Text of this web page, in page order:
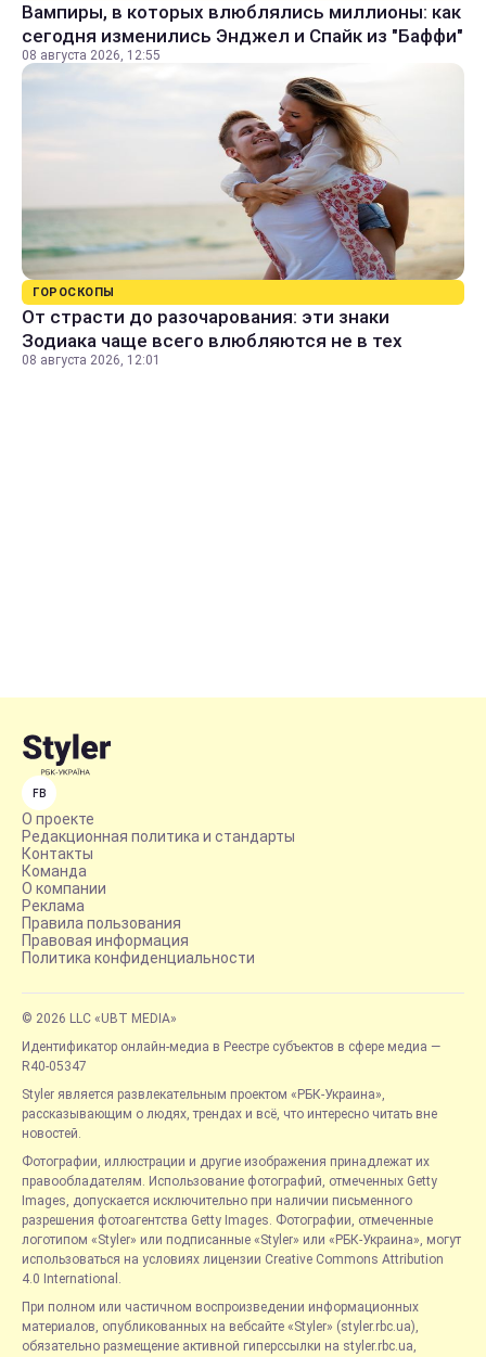
Вампиры, в которых влюблялись миллионы: как
сегодня изменились Энджел и Спайк из "Баффи"
08 августа 2026, 12:55
ГОРОСКОПЫ
От страсти до разочарования: эти знаки
Зодиака чаще всего влюбляются не в тех
08 августа 2026, 12:01
FB
О проекте
Редакционная политика и стандарты
Контакты
Команда
О компании
Реклама
Правила пользования
Правовая информация
Политика конфиденциальности
© 2026 LLC «UBT MEDIA»
Идентификатор онлайн-медиа в Реестре субъектов в сфере медиа —
R40-05347
Styler является развлекательным проектом «РБК-Украина»,
рассказывающим о людях, трендах и всё, что интересно читать вне
новостей.
Фотографии, иллюстрации и другие изображения принадлежат их
правообладателям. Использование фотографий, отмеченных Getty
Images, допускается исключительно при наличии письменного
разрешения фотоагентства Getty Images. Фотографии, отмеченные
логотипом «Styler» или подписанные «Styler» или «РБК-Украина», могут
использоваться на условиях лицензии Creative Commons Attribution
4.0 International.
При полном или частичном воспроизведении информационных
материалов, опубликованных на вебсайте «Styler» (styler.rbc.ua),
обязательно размещение активной гиперссылки на styler.rbc.ua,